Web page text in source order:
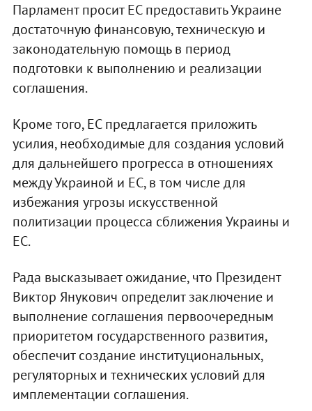
Парламент просит ЕС предоставить Украине
достаточную финансовую, техническую и
законодательную помощь в период
подготовки к выполнению и реализации
соглашения.
Кроме того, ЕС предлагается приложить
усилия, необходимые для создания условий
для дальнейшего прогресса в отношениях
между Украиной и ЕС, в том числе для
избежания угрозы искусственной
политизации процесса сближения Украины и
ЕС.
Рада высказывает ожидание, что Президент
Виктор Янукович определит заключение и
выполнение соглашения первоочередным
приоритетом государственного развития,
обеспечит создание институциональных,
регуляторных и технических условий для
имплементации соглашения.